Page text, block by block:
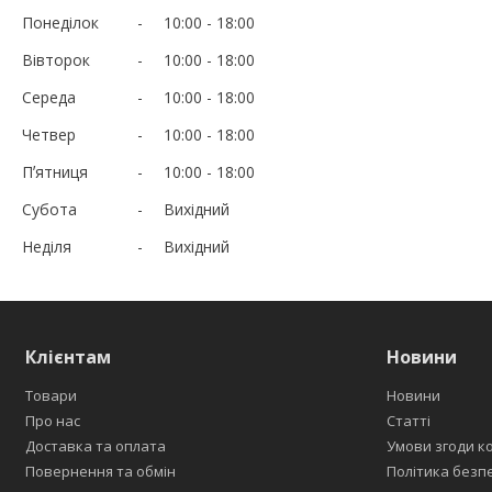
Понеділок 10:00
18:00
Вівторок
10:00
18:00
Середа
10:00
18:00
Четвер
10:00
18:00
Пʼятниця
10:00
18:00
Субота
Вихідний
Неділя
Вихідний
Клієнтам
Товари
Про нас
Доставка та оплата
Повернення та обмін
Новини
Новини
Статті
Умови згоди
Політика